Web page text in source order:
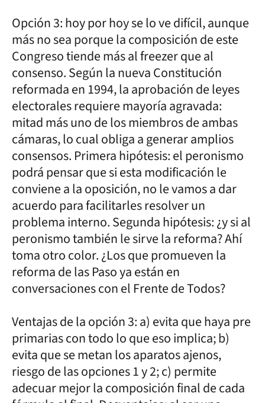
Opción 3: hoy por hoy se lo ve difícil, aunque
más no sea porque la composición de este
Congreso tiende más al freezer que al
consenso. Según la nueva Constitución
reformada en 1994, la aprobación de leyes
electorales requiere mayoría agravada:
mitad más uno de los miembros de ambas
cámaras, lo cual obliga a generar amplios
consensos. Primera hipótesis: el peronismo
podrá pensar que si esta modificación le
conviene a la oposición, no le vamos a dar
acuerdo para facilitarles resolver un
problema interno. Segunda hipótesis: ¿y si al
peronismo también le sirve la reforma? Ahí
toma otro color. ¿Los que promueven la
reforma de las Paso ya están en
conversaciones con el Frente de Todos?
Ventajas de la opción 3: a) evita que haya pre
primarias con todo lo que eso implica; b)
evita que se metan los aparatos ajenos,
riesgo de las opciones 1 y 2; c) permite
adecuar mejor la composición final de cada